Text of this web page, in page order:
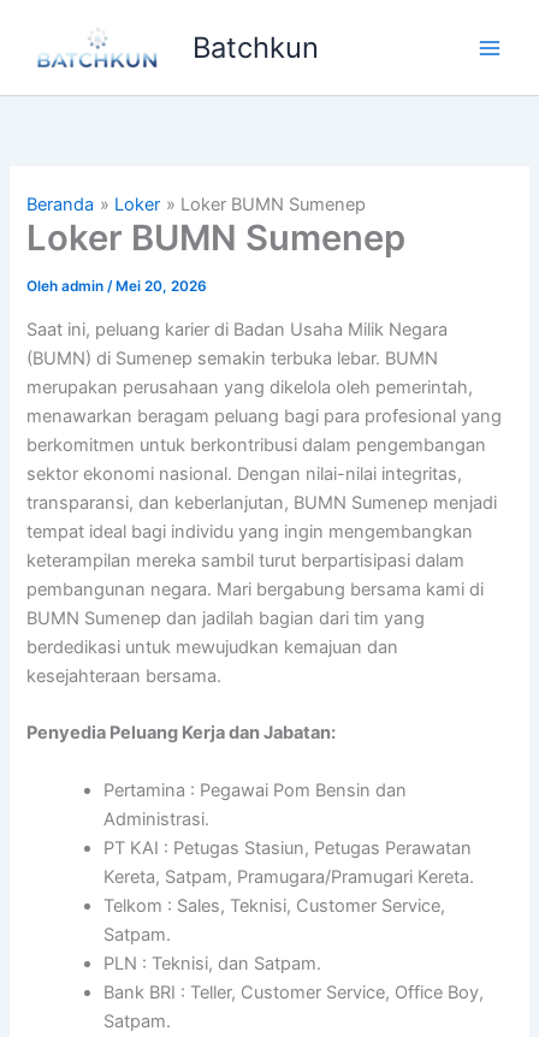
konten
Batchkun
Beranda Loker Loker BUMN Sumenep
Loker BUMN Sumenep
Olehadmin/ Mei 20, 2026
Saat ini, peluang karier di Badan Usaha Milik Negara
(BUMN) di Sumenep semakin terbuka lebar. BUMN
merupakan perusahaan yang dikelola oleh pemerintah,
menawarkan beragam peluang bagi para profesional yang
berkomitmen untuk berkontribusi dalam pengembangan
sektor ekonomi nasional. Dengan nilai-nilai integritas,
transparansi, dan keberlanjutan, BUMN Sumenep menjadi
tempat ideal bagi individu yang ingin mengembangkan
keterampilan mereka sambil turut berpartisipasi dalam
pembangunan negara. Mari bergabung bersama kami di
BUMN Sumenep dan jadilah bagian dari tim yang
berdedikasi untuk mewujudkan kemajuan dan
kesejahteraan bersama.
Penyedia Peluang Kerja dan Jabatan:
Pertamina : Pegawai Pom Bensin dan
Administrasi.
PT KAI : Petugas Stasiun, Petugas Perawatan
Kereta, Satpam, Pramugara/Pramugari Kereta.
Telkom : Sales, Teknisi, Customer Service,
Satpam.
PLN : Teknisi, dan Satpam.
Bank BRI : Teller, Customer Service, Office Boy,
Satpam.